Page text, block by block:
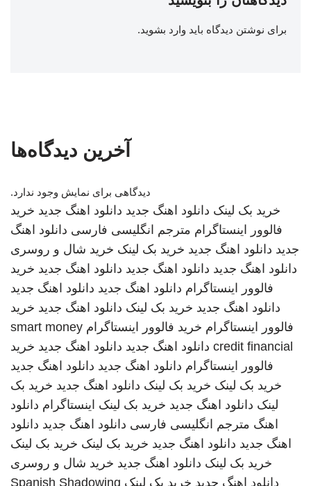
برای نوشتن دیدگاه باید وارد بشوید.
آخرین دیدگاه‌ها
دیدگاهی برای نمایش وجود ندارد.
خرید بک لینک دانلود اهنگ جدید دانلود اهنگ جدید خرید
فالوور اینستاگرام مترجم انگلیسی فارسی دانلود اهنگ
جدید دانلود اهنگ جدید خرید بک لینک خرید شال و روسری
دانلود اهنگ جدید دانلود اهنگ جدید دانلود اهنگ جدید خرید
فالوور اینستاگرام دانلود اهنگ جدید دانلود اهنگ جدید
دانلود اهنگ جدید خرید بک لینک دانلود اهنگ جدید خرید
فالوور اینستاگرام خرید فالوور اینستاگرام smart money
credit financial دانلود اهنگ جدید دانلود اهنگ جدید خرید
فالوور اینستاگرام دانلود اهنگ جدید دانلود اهنگ جدید
خرید بک لینک خرید بک لینک دانلود اهنگ جدید خرید بک
لینک دانلود اهنگ جدید خرید بک لینک اینستاگرام دانلود
اهنگ مترجم انگلیسی فارسی دانلود اهنگ جدید دانلود
اهنگ جدید دانلود اهنگ جدید خرید بک لینک خرید بک لینک
خرید بک لینک دانلود اهنگ جدید خرید شال و روسری
دانلود اهنگ جدید خرید بک لینک Spanish Shadowing